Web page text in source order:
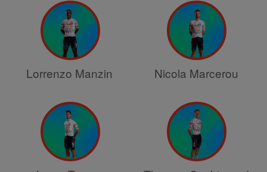
Lorrenzo Manzin Nicola Marcerou